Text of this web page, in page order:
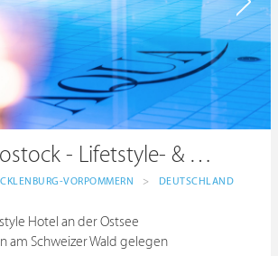
TRIHOTEL Rostock - Lifetstyle- & Wellnesshotel
VORPOMMERN > DEUTSCHLAND
Hotel an der Ostsee
am Schweizer Wald gelegen